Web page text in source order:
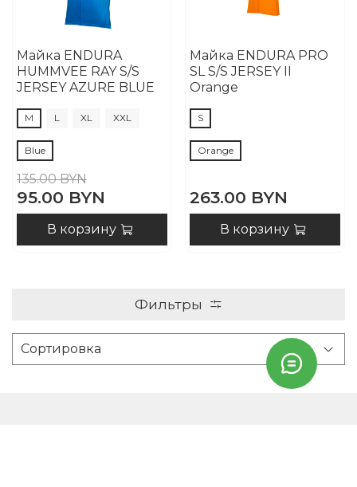
Майка ENDURA
HUMMVEE RAY S/S
JERSEY AZURE BLUE
M L XL XXL
Blue
135.00 BYN
95.00 BYN
В корзину
Майка ENDURA PRO
SL S/S JERSEY II
Orange
S
Orange
263.00 BYN
В корзину
Фильтры